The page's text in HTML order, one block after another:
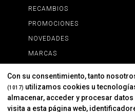
RECAMBIOS
PROMOCIONES
NOVEDADES
MARCAS
INFORMACIÓN
Con su consentimiento, tanto
(1017) utilizamos cookies u
almacenar, acceder y procesar
visita a esta página web,